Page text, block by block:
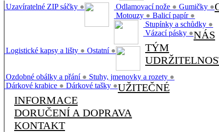
Uzavíratelné ZIP sáčky ● Odlamovací nože ● Gumičky ●
Motouzy ● Balicí papír ●
Stupínky a schůdky ●
Vázací pásky ●
Logistické kapsy a lišty ● Ostatní ●
Ozdobné obálky a přání ● Stuhy, jmenovky a rozety ●
Dárkové krabice ● Dárkové tašky ●
NÁS
TÝM
UŽITEČNÉ
INFORMACE
DORUČENÍ A DOPRAVA
KONTAKT